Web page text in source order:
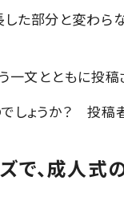
た部分と変わ
一文とともに投
しょうか？ 投
で、成人式